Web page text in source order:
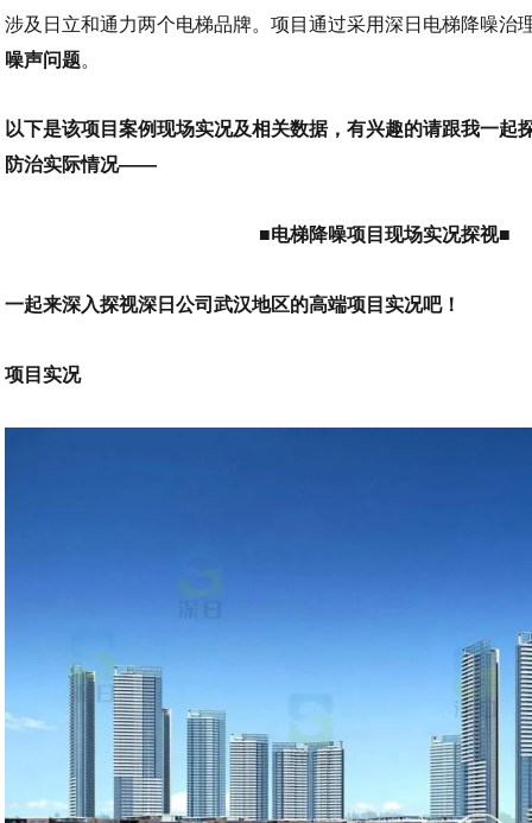
涉及日立和通力两个电梯品牌。项目通过采用深日电梯降噪治
噪声问题。
以下是该项目案例现场实况及相关数据，有兴趣的请跟我一起
防治实际情况——
■电梯降噪项目现场实况探视■
一起来深入探视深日公司武汉地区的高端项目实况吧！
项目实况